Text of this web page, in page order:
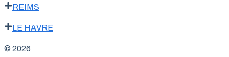
REIMS
LE HAVRE
© 2026